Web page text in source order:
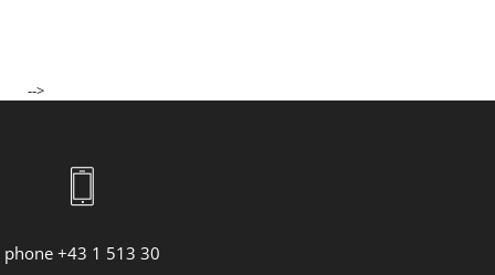
-->
phone +43 1 513 30